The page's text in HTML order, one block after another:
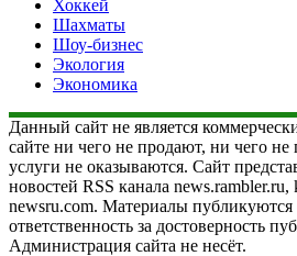
Хоккей
Шахматы
Шоу-бизнес
Экология
Экономика
Данный сайт не является
сайте ни чего не продают, ни чего
услуги не оказываются. Сайт
новостей RSS канала news.rambler.ru,
newsru.com. Материалы публикуются
ответственность за достоверность
Администрация сайта не несёт.